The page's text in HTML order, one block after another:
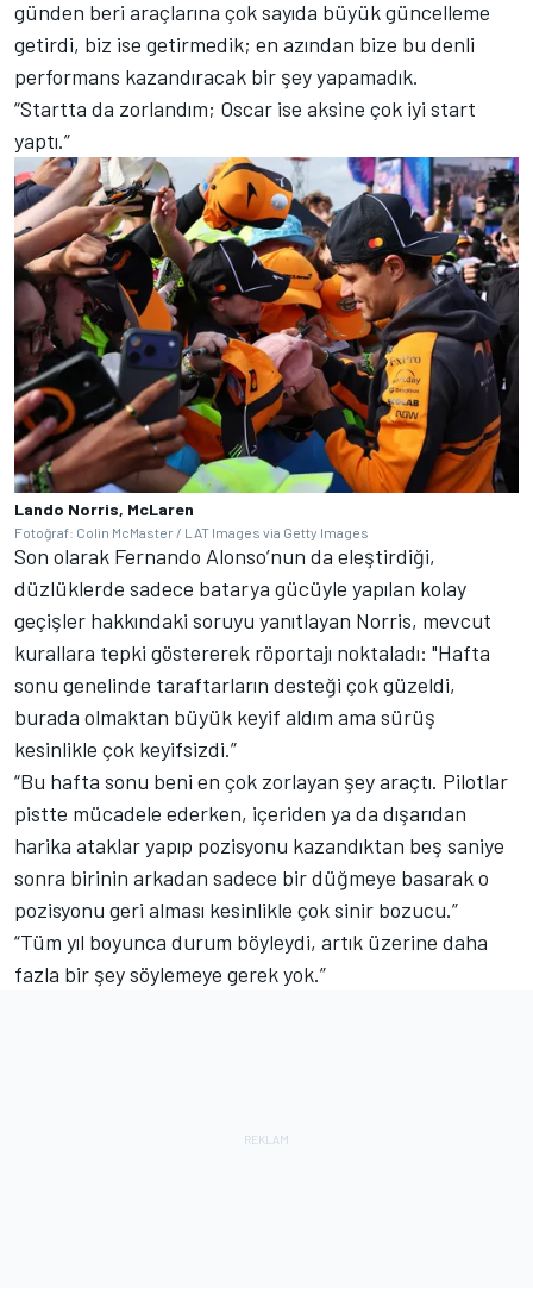
günden beri araçlarına çok sayıda büyük güncelleme
getirdi, biz ise getirmedik; en azından bize bu denli
performans kazandıracak bir şey yapamadık.
“Startta da zorlandım; Oscar ise aksine çok iyi start
yaptı.”
Lando Norris, McLaren
Fotoğraf: Colin McMaster / LAT Images via Getty Images
Son olarak Fernando Alonso’nun da eleştirdiği,
düzlüklerde sadece batarya gücüyle yapılan kolay
geçişler hakkındaki soruyu yanıtlayan Norris, mevcut
kurallara tepki göstererek röportajı noktaladı: "Hafta
sonu genelinde taraftarların desteği çok güzeldi,
burada olmaktan büyük keyif aldım ama sürüş
kesinlikle çok keyifsizdi.”
“Bu hafta sonu beni en çok zorlayan şey araçtı. Pilotlar
pistte mücadele ederken, içeriden ya da dışarıdan
harika ataklar yapıp pozisyonu kazandıktan beş saniye
sonra birinin arkadan sadece bir düğmeye basarak o
pozisyonu geri alması kesinlikle çok sinir bozucu.”
“Tüm yıl boyunca durum böyleydi, artık üzerine daha
fazla bir şey söylemeye gerek yok.”